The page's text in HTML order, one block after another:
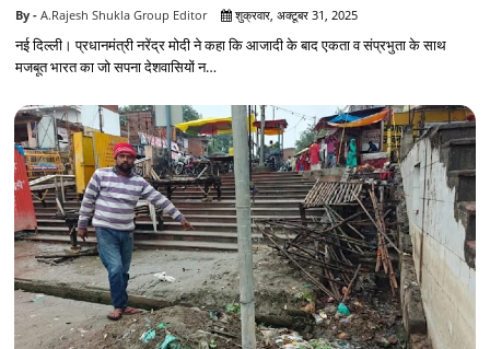
A.Rajesh Shukla Group Editor शुक्रवार, अक्टूबर 31, 2025
नई दिल्ली। प्रधानमंत्री नरेंद्र मोदी ने कहा कि आजादी के बाद एकता व संप्रभुता के साथ
मजबूत भारत का जो सपना देशवासियों न…